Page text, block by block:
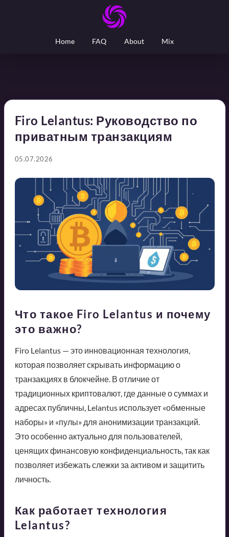
Home FAQ About Mix
Firo Lelantus: Руководство по
приватным транзакциям
05.07.2026
Что такое Firo Lelantus и почему
это важно?
Firo Lelantus — это инновационная технология,
которая позволяет скрывать информацию о
транзакциях в блокчейне. В отличие от
традиционных криптовалют, где данные о суммах и
адресах публичны, Lelantus использует «обменные
наборы» и «пулы» для анонимизации транзакций.
Это особенно актуально для пользователей,
ценящих финансовую конфиденциальность, так как
позволяет избежать слежки за активом и защитить
личность.
Как работает технология
Lelantus?